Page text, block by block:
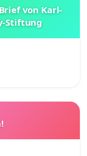
von Karl-
Stiftung